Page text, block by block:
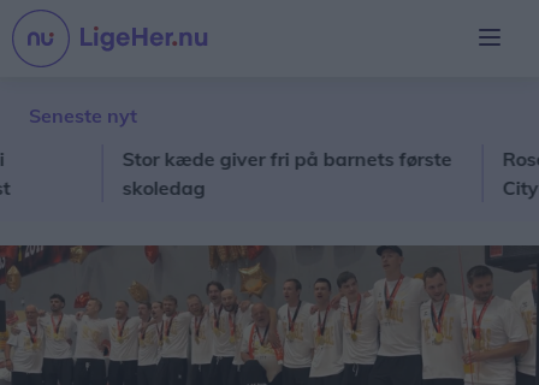
Seneste nyt
Stor kæde giver fri på barnets første
skoledag
Rosé